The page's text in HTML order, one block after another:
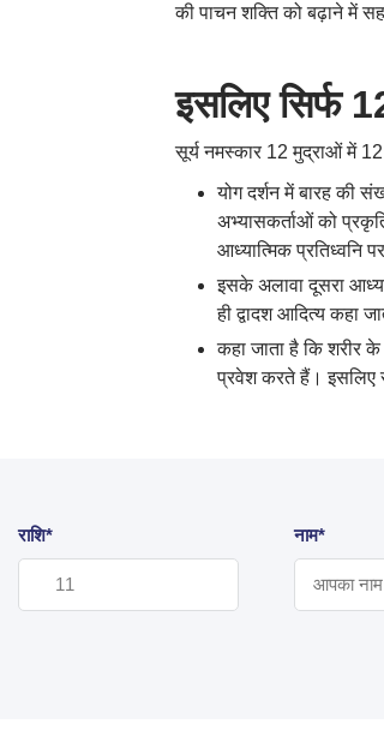
की पाचन शक्ति को बढ़ाने में
इसलिए सिर्फ
सूर्य नमस्कार 12 मुद्राओं में
योग दर्शन में बारह की
अभ्यासकर्ताओं को
आध्यात्मिक प्रतिध्वनि
इसके अलावा दूसरा
ही द्वादश आदित्य कहा
कहा जाता है कि शरीर
प्रवेश करते हैं। इसलिए
राशि* नाम*